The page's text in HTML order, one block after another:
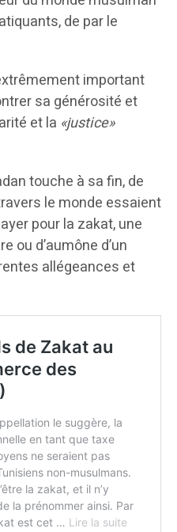
de par le
important
sa générosité et
et la «justice»
touche à sa fin, de
le monde essaient
pour la zakat, une
ou d’aumône d’un
allégeances et